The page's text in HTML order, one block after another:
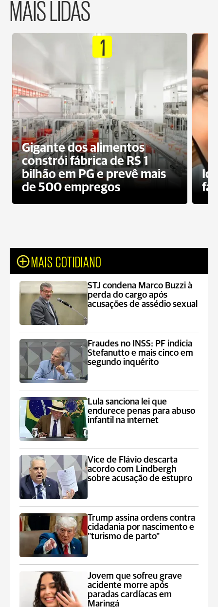
MAIS LIDAS
1
Gigante dos alimentos
constrói fábrica de RS 1
bilhão em PG e prevê mais
de 500 empregos
MAIS COTIDIANO
STJ condena Marco Buzzi à
perda do cargo após
acusações de assédio sexual
Fraudes no INSS: PF indicia
Stefanutto e mais cinco em
segundo inquérito
Lula sanciona lei que
endurece penas para abuso
infantil na internet
Vice de Flávio descarta
acordo com Lindbergh
sobre acusação de estupro
Trump assina ordens contra
cidadania por nascimento e
"turismo de parto"
Jovem que sofreu grave
acidente morre após
paradas cardíacas em
Maringá